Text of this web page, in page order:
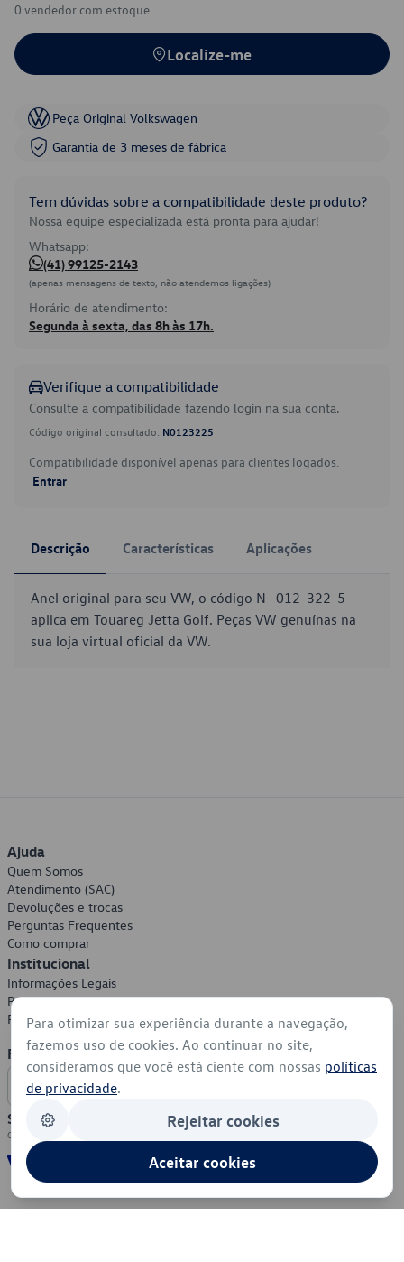
0 vendedor com estoque
Localize-me
Peça Original Volkswagen
Garantia de 3 meses de fábrica
Tem dúvidas sobre a compatibilidade deste produto?
Nossa equipe especializada está pronta para ajudar!
Whatsapp:
(41) 99125-2143
(apenas mensagens de texto, não atendemos ligações)
Horário de atendimento:
Segunda à sexta, das 8h às 17h.
Verifique a compatibilidade
Consulte a compatibilidade fazendo login na sua conta.
Código original consultado: N0123225
Compatibilidade disponível apenas para clientes logados.
Entrar
Descrição Características Aplicações
Anel original para seu VW, o código N -012-322-5
aplica em Touareg Jetta Golf. Peças VW genuínas na
sua loja virtual oficial da VW.
Ajuda
Quem Somos
Atendimento (SAC)
Devoluções e trocas
Perguntas Frequentes
Como comprar
Institucional
Informações Legais
Política de Privacidade
Política de Cookies
Formas de Pagamento
Segurança
Para otimizar sua experiência durante a navegação,
fazemos uso de cookies. Ao continuar no site,
consideramos que você está ciente com nossas políticas
de privacidade.
Rejeitar cookies
Aceitar cookies